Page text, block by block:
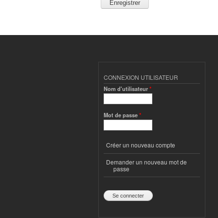
CONNEXION UTILISATEUR
Nom d'utilisateur*
Mot de passe*
Créer un nouveau compte
Demander un nouveau mot de
passe